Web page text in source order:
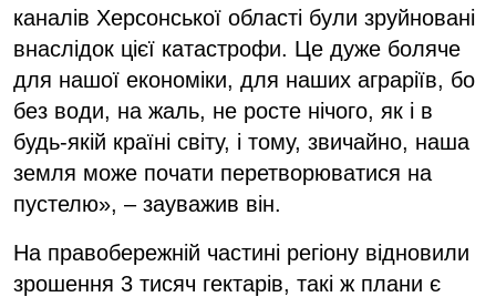
каналів Херсонської області були зруйновані
внаслідок цієї катастрофи. Це дуже боляче
для нашої економіки, для наших аграріїв, бо
без води, на жаль, не росте нічого, як і в
будь-якій країні світу, і тому, звичайно, наша
земля може почати перетворюватися на
пустелю», – зауважив він.
На правобережній частині регіону відновили
зрошення 3 тисяч гектарів, такі ж плани є